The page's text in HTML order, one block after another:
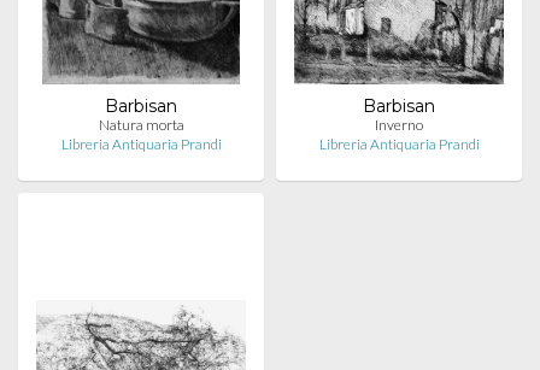
Barbisan
Natura morta
Libreria Antiquaria Prandi
Barbisan
Inverno
Libreria Antiquaria Prandi